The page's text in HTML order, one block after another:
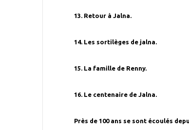
13. Retour à Jalna.
14. Les sortilèges de jalna.
15. La famille de Renny.
16. Le centenaire de Jalna.
Près de 100 ans se sont écoulés